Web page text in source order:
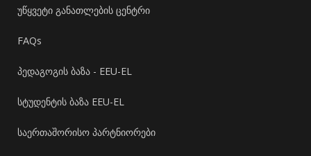
უწყვეტი განათლების ცენტრი
FAQs
პედაგოგის ბაზა - EEU-EL
სტუდენტის ბაზა EEU-EL
საერთაშორისო პარტნიორები